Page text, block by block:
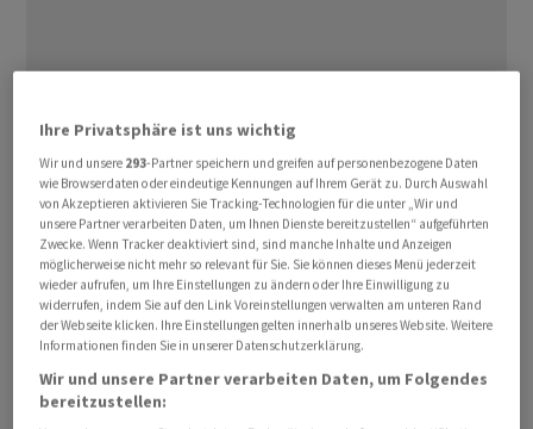
2022 im südlichen Nachbarland tätig. Datamatic
vertreibt unter anderem die Marken HP Inc., Epson and
Dell. Zudem habe das Unternehmen eine gute Basis
unter KMU-Kunden.
Die finale Kaufvereinbarung soll in den kommenden
Wochen unterzeichnet werden. Der Deal unterliege
noch den üblichen behördlichen Genehmigungen. Zum
Transaktionspreis machte Also in der Mitteilung keine
näheren Angaben.
Ihre Privatsphäre ist uns wichtig
Wir und unsere 293-Partner speichern und greifen auf personenbezogene Daten
wie Browserdaten oder eindeutige Kennungen auf Ihrem Gerät zu. Durch Auswahl
von Akzeptieren aktivieren Sie Tracking-Technologien für die unter „Wir und
unsere Partner verarbeiten Daten, um Ihnen Dienste bereitzustellen“ aufgeführten
Zwecke. Wenn Tracker deaktiviert sind, sind manche Inhalte und Anzeigen
möglicherweise nicht mehr so relevant für Sie. Sie können dieses Menü jederzeit
wieder aufrufen, um Ihre Einstellungen zu ändern oder Ihre Einwilligung zu
widerrufen, indem Sie auf den Link Voreinstellungen verwalten am unteren Rand
der Webseite klicken. Ihre Einstellungen gelten innerhalb unseres Website. Weitere
Informationen finden Sie in unserer Datenschutzerklärung.
Wir und unsere Partner verarbeiten Daten, um Folgendes
bereitzustellen: